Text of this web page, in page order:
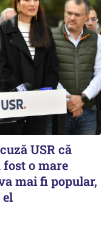
USR că
o mare
mai fi popular,